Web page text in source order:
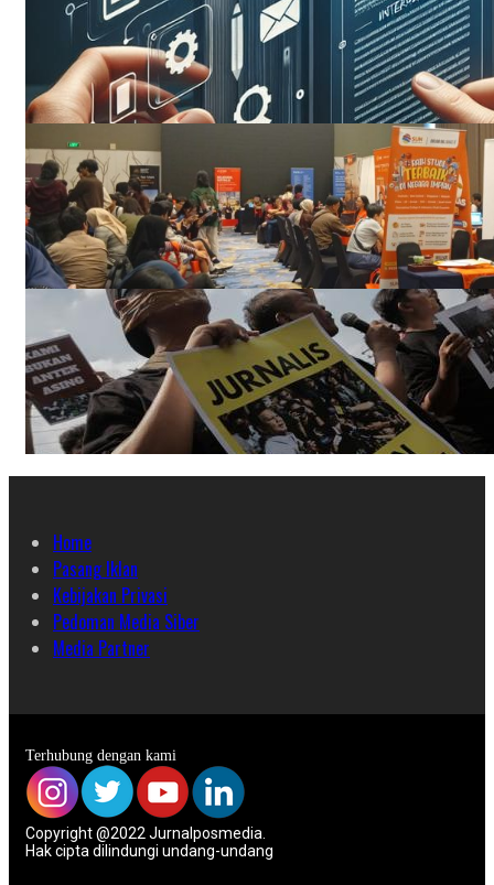
Home
Pasang Iklan
Kebijakan Privasi
Pedoman Media Siber
Media Partner
Terhubung dengan kami
Copyright @2022 Jurnalposmedia.
Hak cipta dilindungi undang-undang